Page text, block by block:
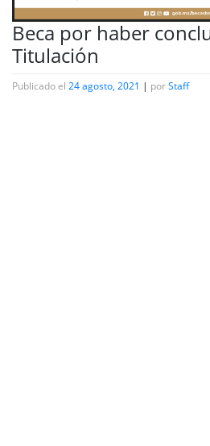
Beca por haber
Titulación
Publicado el 24 agosto, 2021 | porStaff